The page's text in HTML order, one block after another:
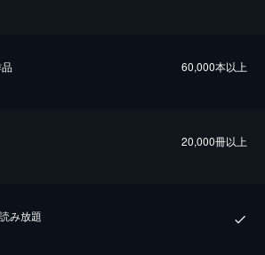
60,000本以上
20,000冊以上
み放題